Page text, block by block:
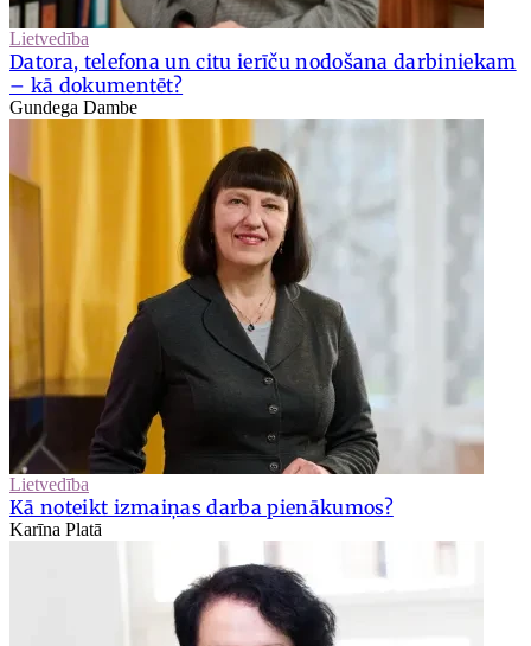
Lietvedība
Datora, telefona un citu ierīču nodošana darbiniekam
– kā dokumentēt?
Gundega Dambe
Lietvedība
Kā noteikt izmaiņas darba pienākumos?
Karīna Platā